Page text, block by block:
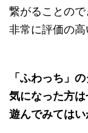
繋がることの
非常に評価の
「ふわっち」
気になった方
遊んでみては